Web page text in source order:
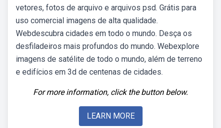
vetores, fotos de arquivo e arquivos psd. Grátis para
uso comercial imagens de alta qualidade.
Webdescubra cidades em todo o mundo. Desça os
desfiladeiros mais profundos do mundo. Webexplore
imagens de satélite de todo o mundo, além de terreno
e edifícios em 3d de centenas de cidades.
For more information, click the button below.
LEARN MORE